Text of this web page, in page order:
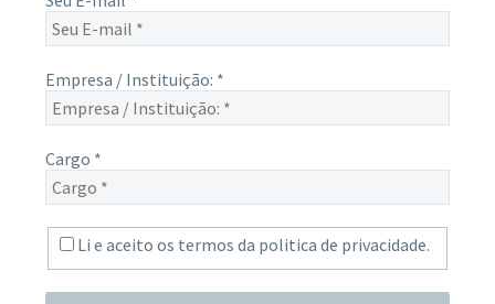
Empresa / Instituição: *
Cargo *
Li e aceito os termos da politica de privacidade.